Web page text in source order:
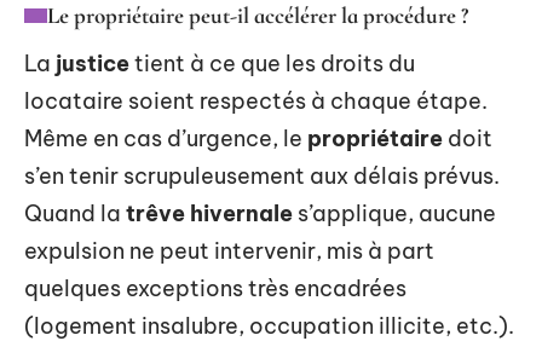
Le propriétaire peut-il accélérer la procédure ?
La justicetient à ce que les droits du
locataire soient respectés à chaque étape.
Même en cas d’urgence, le propriétaire doit
s’en tenir scrupuleusement aux délais prévus.
Quand la trêve hivernale s’applique, aucune
expulsion ne peut intervenir, mis à part
quelques exceptions très encadrées
(logement insalubre, occupation illicite, etc.).